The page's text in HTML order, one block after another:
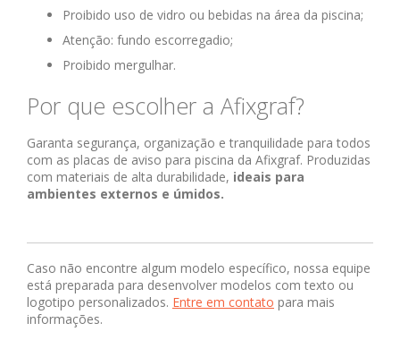
Proibido uso de vidro ou bebidas na área da piscina;
Atenção: fundo escorregadio;
Proibido mergulhar.
Por que escolher a Afixgraf?
Garanta segurança, organização e tranquilidade para todos
com as placas de aviso para piscina da Afixgraf. Produzidas
com materiais de alta durabilidade, ideais para
ambientes externos e úmidos.
Caso não encontre algum modelo específico, nossa equipe
está preparada para desenvolver modelos com texto ou
logotipo personalizados. Entre em contato para mais
informações.